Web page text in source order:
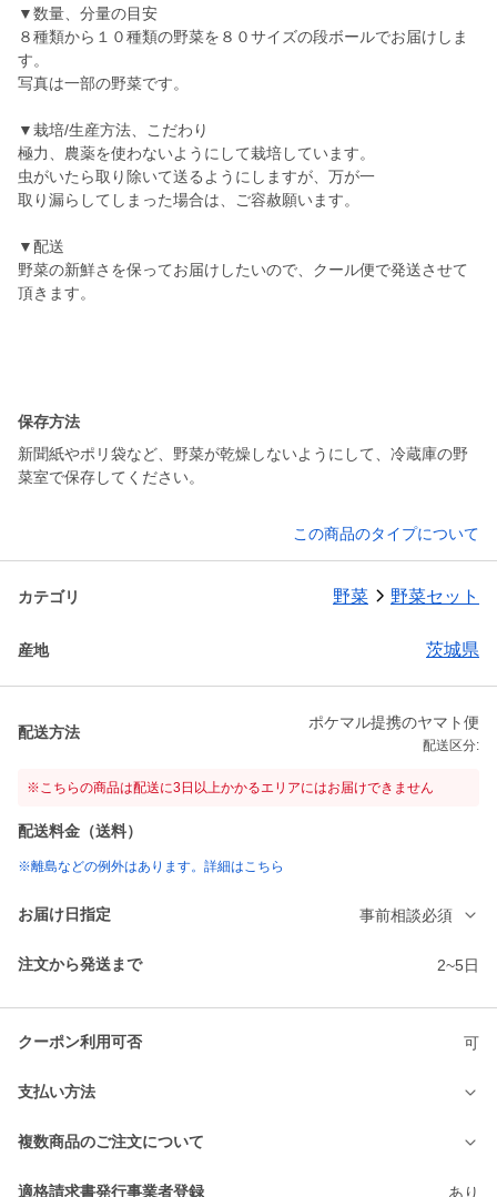
▼数量、分量の目安
８種類から１０種類の野菜を８０サイズの段ボールでお届けしま
す。
写真は一部の野菜です。
▼栽培/生産方法、こだわり
極力、農薬を使わないようにして栽培しています。
虫がいたら取り除いて送るようにしますが、万が一
取り漏らしてしまった場合は、ご容赦願います。
▼配送
野菜の新鮮さを保ってお届けしたいので、クール便で発送させて
頂きます。
保存方法
新聞紙やポリ袋など、野菜が乾燥しないようにして、冷蔵庫の野
菜室で保存してください。
この商品のタイプについて
カテゴリ 野菜 野菜セット
産地 茨城県
配送方法
ポケマル提携のヤマト便
配送区分:
※こちらの商品は配送に3日以上かかるエリアにはお届けできません
配送料金（送料）
※離島などの例外はあります。詳細はこちら
お届け日指定 事前相談必須
注文から発送まで 2~5日
クーポン利用可否 可
支払い方法
複数商品のご注文について
適格請求書発行事業者登録 あり